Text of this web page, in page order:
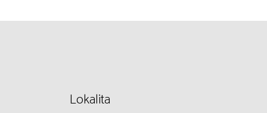
Lokalita